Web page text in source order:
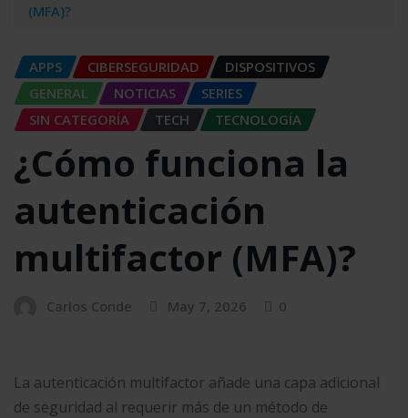
(MFA)?
APPS CIBERSEGURIDAD
DISPOSITIVOS
GENERAL
NOTICIAS
SERIES
SIN CATEGORÍA
TECH TECNOLOGÍA
¿Cómo funciona la
autenticación
multifactor (MFA)?
Carlos Conde May 7, 2026 0
La autenticación multifactor añade una capa adicional
de seguridad al requerir más de un método de